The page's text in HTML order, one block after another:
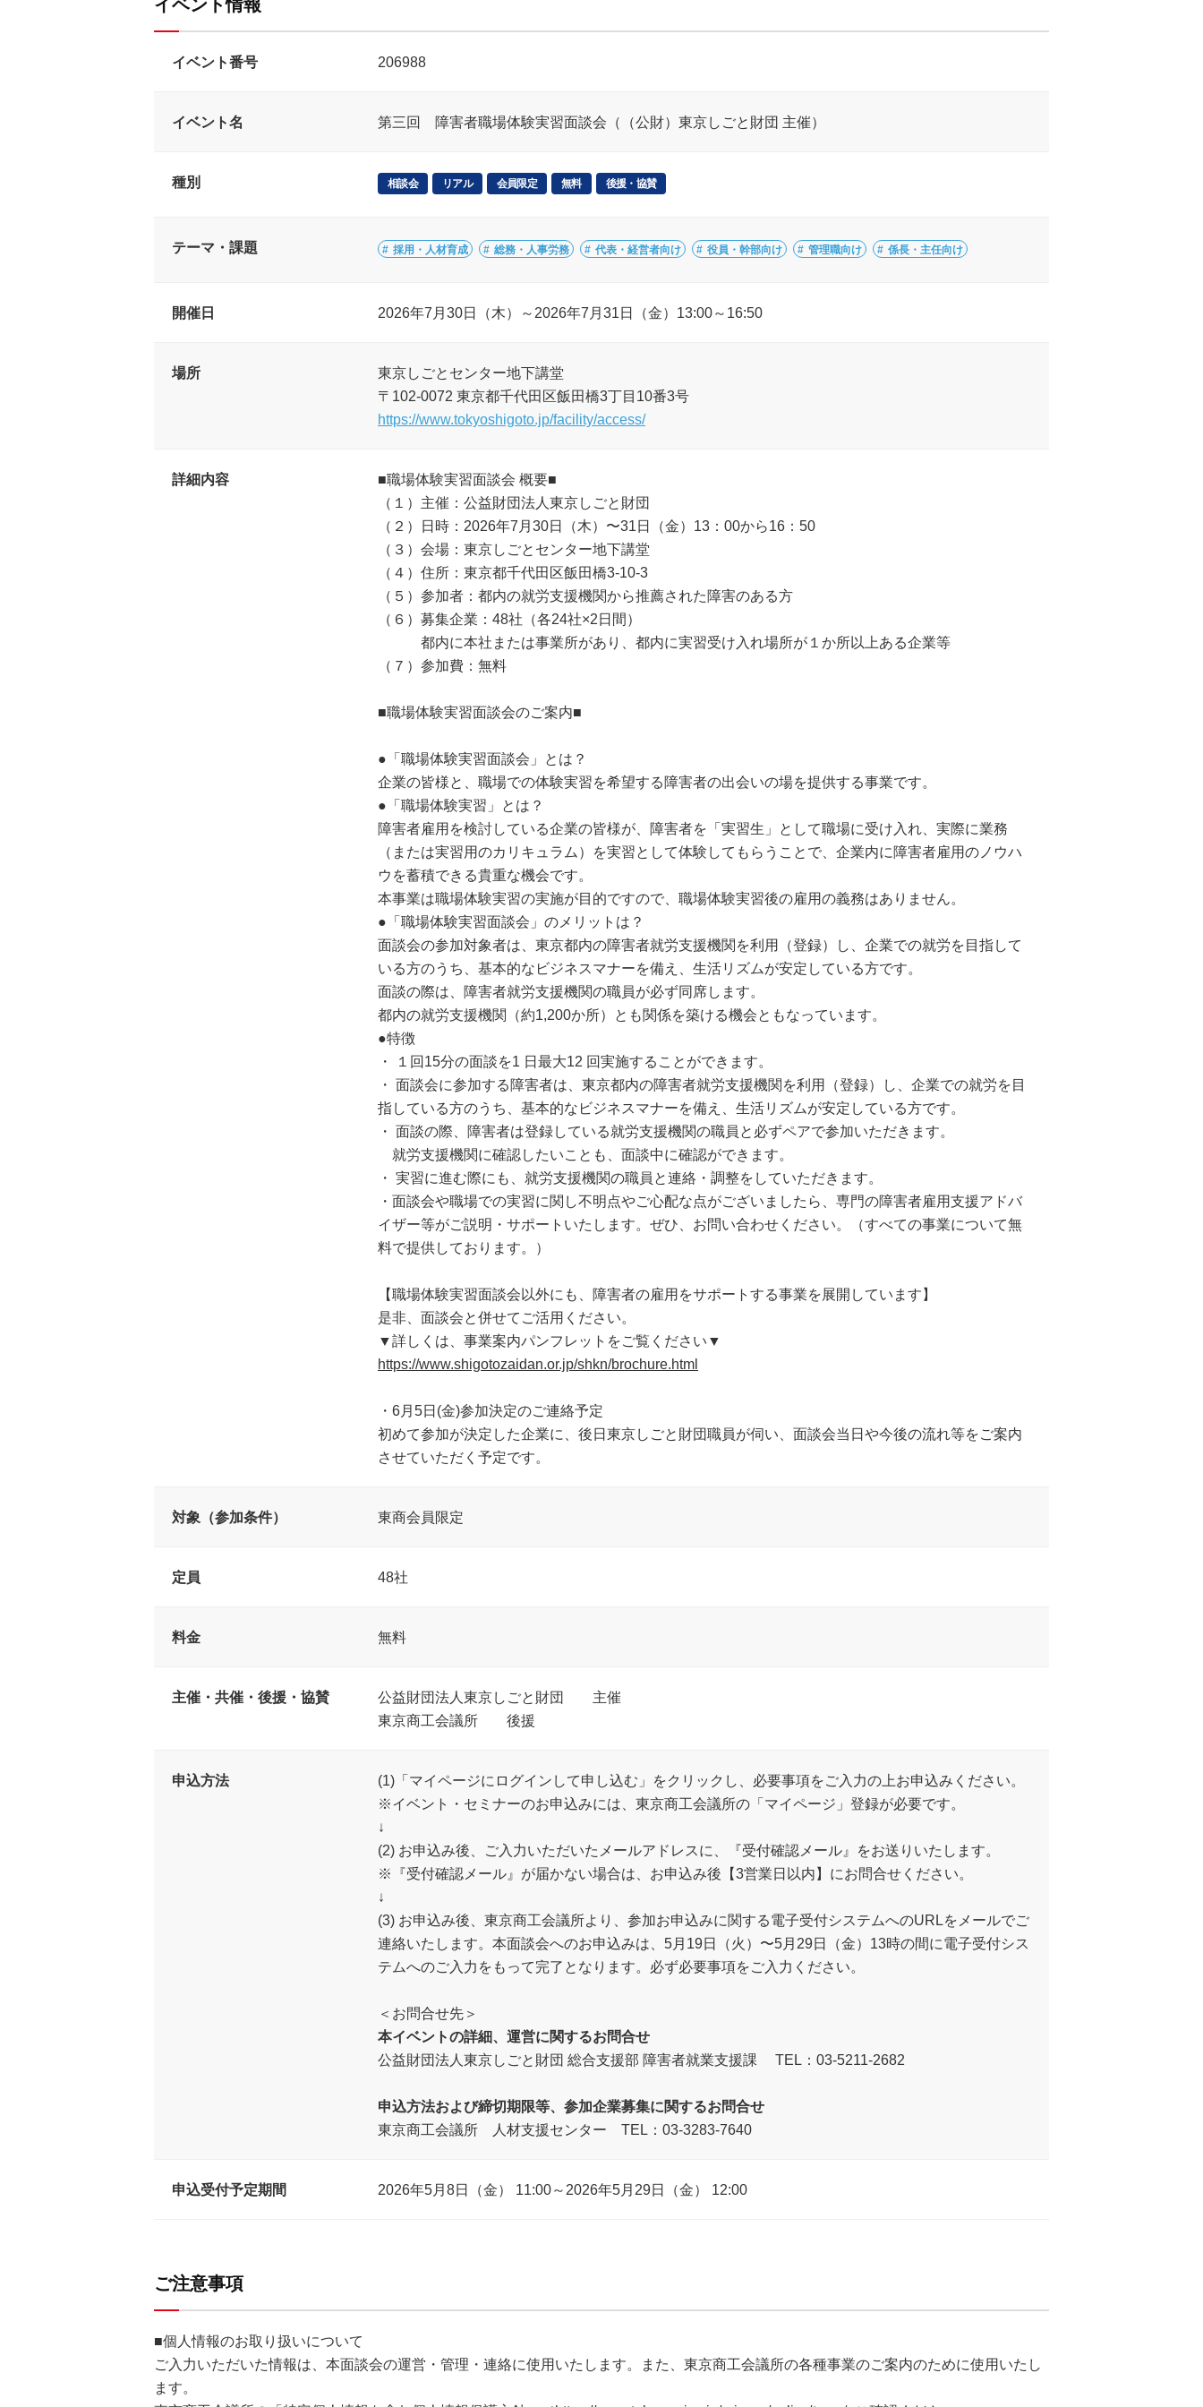
イベント情報
イベント番号 206988
イベント名 第三回 障害者職場体験実習面談会（（公財）東京しごと財団 主催）
種別 相談会 リアル 会員限定 無料 後援・協賛
テーマ・課題 採用・人材育成 総務・人事労務 代表・経営者向け 役員・幹部向け 管理職向け 係長・主任向け
開催日 2026年7月30日（木）～2026年7月31日（金）13:00～16:50
場所
東京しごとセンター地下講堂
〒102-0072 東京都千代田区飯田橋3丁目10番3号
https://www.tokyoshigoto.jp/facility/access/
詳細内容
■職場体験実習面談会 概要■
（１）主催：公益財団法人東京しごと財団
（２）日時：2026年7月30日（木）〜31日（金）13：00から16：50
（３）会場：東京しごとセンター地下講堂
（４）住所：東京都千代田区飯田橋3-10-3
（５）参加者：都内の就労支援機関から推薦された障害のある方
（６）募集企業：48社（各24社×2日間）
都内に本社または事業所があり、都内に実習受け入れ場所が１か所以上ある企業等
（７）参加費：無料
■職場体験実習面談会のご案内■
●「職場体験実習面談会」とは？
企業の皆様と、職場での体験実習を希望する障害者の出会いの場を提供する事業です。
●「職場体験実習」とは？
障害者雇用を検討している企業の皆様が、障害者を「実習生」として職場に受け入れ、実際に業務
（または実習用のカリキュラム）を実習として体験してもらうことで、企業内に障害者雇用のノウハ
ウを蓄積できる貴重な機会です。
本事業は職場体験実習の実施が目的ですので、職場体験実習後の雇用の義務はありません。
●「職場体験実習面談会」のメリットは？
面談会の参加対象者は、東京都内の障害者就労支援機関を利用（登録）し、企業での就労を目指して
いる方のうち、基本的なビジネスマナーを備え、生活リズムが安定している方です。
面談の際は、障害者就労支援機関の職員が必ず同席します。
都内の就労支援機関（約1,200か所）とも関係を築ける機会ともなっています。
●特徴
・ １回15分の面談を1 日最大12 回実施することができます。
・ 面談会に参加する障害者は、東京都内の障害者就労支援機関を利用（登録）し、企業での就労を目
指している方のうち、基本的なビジネスマナーを備え、生活リズムが安定している方です。
・ 面談の際、障害者は登録している就労支援機関の職員と必ずペアで参加いただきます。
就労支援機関に確認したいことも、面談中に確認ができます。
・ 実習に進む際にも、就労支援機関の職員と連絡・調整をしていただきます。
・面談会や職場での実習に関し不明点やご心配な点がございましたら、専門の障害者雇用支援アドバ
イザー等がご説明・サポートいたします。ぜひ、お問い合わせください。（すべての事業について無
料で提供しております。）
【職場体験実習面談会以外にも、障害者の雇用をサポートする事業を展開しています】
是非、面談会と併せてご活用ください。
▼詳しくは、事業案内パンフレットをご覧ください▼
https://www.shigotozaidan.or.jp/shkn/brochure.html
・6月5日(金)参加決定のご連絡予定
初めて参加が決定した企業に、後日東京しごと財団職員が伺い、面談会当日や今後の流れ等をご案内
させていただく予定です。
対象（参加条件） 東商会員限定
定員 48社
料金 無料
主催・共催・後援・協賛
公益財団法人東京しごと財団 主催
東京商工会議所 後援
申込方法
(1)「マイページにログインして申し込む」をクリックし、必要事項をご入力の上お申込みください。
※イベント・セミナーのお申込みには、東京商工会議所の「マイページ」登録が必要です。
↓
(2) お申込み後、ご入力いただいたメールアドレスに、『受付確認メール』をお送りいたします。
※『受付確認メール』が届かない場合は、お申込み後【3営業日以内】にお問合せください。
↓
(3) お申込み後、東京商工会議所より、参加お申込みに関する電子受付システムへのURLをメールでご
連絡いたします。本面談会へのお申込みは、5月19日（火）〜5月29日（金）13時の間に電子受付シス
テムへのご入力をもって完了となります。必ず必要事項をご入力ください。
＜お問合せ先＞
本イベントの詳細、運営に関するお問合せ
公益財団法人東京しごと財団 総合支援部 障害者就業支援課 TEL：03-5211-2682
申込方法および締切期限等、参加企業募集に関するお問合せ
東京商工会議所 人材支援センター TEL：03-3283-7640
申込受付予定期間 2026年5月8日（金） 11:00～2026年5月29日（金） 12:00
ご注意事項
■個人情報のお取り扱いについて
ご入力いただいた情報は、本面談会の運営・管理・連絡に使用いたします。また、東京商工会議所の各種事業のご案内のために使用いたし
ます。